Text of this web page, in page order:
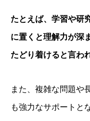
たとえば、学習や研
に置くと理解力が深
たどり着けると言わ
また、複雑な問題や
も強力なサポートと